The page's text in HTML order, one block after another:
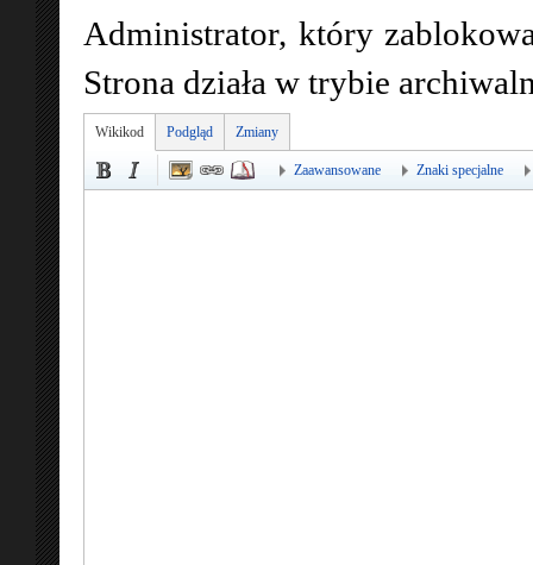
Administrator, który
Strona działa w trybie
Wikikod Podgląd Zmiany
Zaawansowane Znaki specjalne